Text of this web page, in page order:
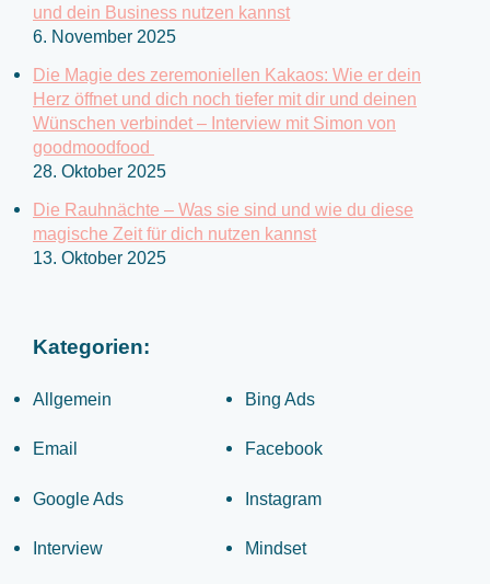
und dein Business nutzen kannst
6. November 2025
Die Magie des zeremoniellen Kakaos: Wie er dein
Herz öffnet und dich noch tiefer mit dir und deinen
Wünschen verbindet – Interview mit Simon von
goodmoodfood
28. Oktober 2025
Die Rauhnächte – Was sie sind und wie du diese
magische Zeit für dich nutzen kannst
13. Oktober 2025
Kategorien:
Allgemein Bing Ads
Email Facebook
Google Ads Instagram
Interview Mindset